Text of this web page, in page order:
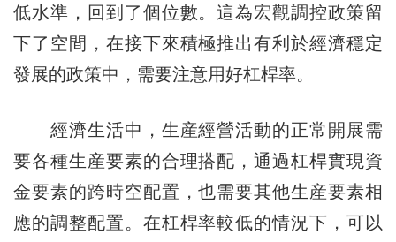
低水準，回到了個位數。這為宏觀調控政策留
下了空間，在接下來積極推出有利於經濟穩定
發展的政策中，需要注意用好杠桿率。
經濟生活中，生産經營活動的正常開展需
要各種生産要素的合理搭配，通過杠桿實現資
金要素的跨時空配置，也需要其他生産要素相
應的調整配置。在杠桿率較低的情況下，可以